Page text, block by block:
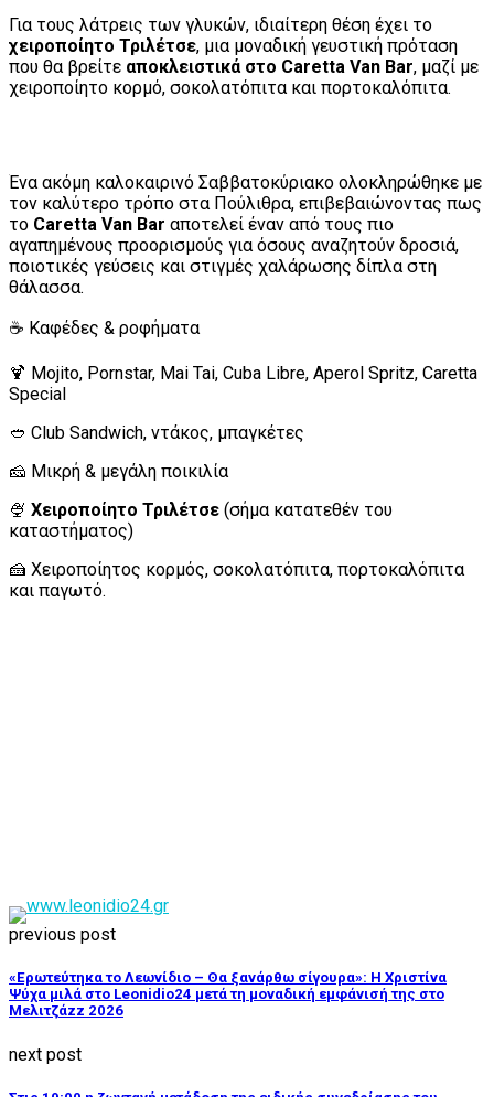
Για τους λάτρεις των γλυκών, ιδιαίτερη θέση έχει το
χειροποίητο Τριλέτσε, μια μοναδική γευστική πρόταση
που θα βρείτε αποκλειστικά στο Caretta Van Bar, μαζί με
χειροποίητο κορμό, σοκολατόπιτα και πορτοκαλόπιτα.
Ένα ακόμη καλοκαιρινό Σαββατοκύριακο ολοκληρώθηκε με
τον καλύτερο τρόπο στα Πούλιθρα, επιβεβαιώνοντας πως
το Caretta Van Bar αποτελεί έναν από τους πιο
αγαπημένους προορισμούς για όσους αναζητούν δροσιά,
ποιοτικές γεύσεις και στιγμές χαλάρωσης δίπλα στη
θάλασσα.
☕ Καφέδες & ροφήματα
🍹 Mojito, Pornstar, Mai Tai, Cuba Libre, Aperol Spritz, Caretta
Special
🥙 Club Sandwich, ντάκος, μπαγκέτες
🧀 Μικρή & μεγάλη ποικιλία
🍨 Χειροποίητο Τριλέτσε (σήμα κατατεθέν του
καταστήματος)
🍰 Χειροποίητος κορμός, σοκολατόπιτα, πορτοκαλόπιτα
και παγωτό.
previous post
«Ερωτεύτηκα το Λεωνίδιο – Θα ξανάρθω σίγουρα»: Η Χριστίνα
Ψύχα μιλά στο Leonidio24 μετά τη μοναδική εμφάνισή της στο
Μελιτζάzz 2026
next post